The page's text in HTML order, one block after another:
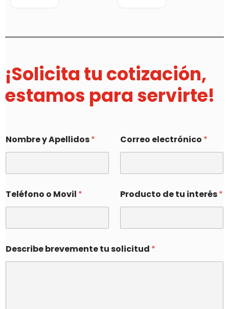
¡Solicita tu cotización,
estamos para servirte!
Nombre y Apellidos* Correo electrónico *
Teléfono o Movil * Producto de tu interés*
Describe brevemente tu solicitud *